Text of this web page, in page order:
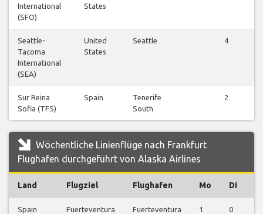
International
(SFO)
States
Seattle-
Tacoma
International
(SEA)
United
States
Seattle 4
Sur Reina
Sofia (TFS)
Spain
Tenerife
South
2
Wöchentliche Linienflüge nach Frankfurt
Flughafen durchgeführt von Alaska Airlines
Land Flugziel Flughafen Mo Di
Spain Fuerteventura
Fuerteventura
1 0